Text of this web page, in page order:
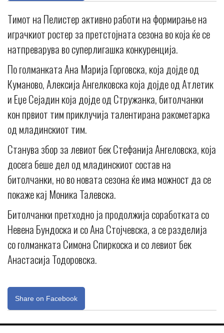
Тимот на Пелистер активно работи на формирање на
играчкиот ростер за претстојната сезона во која ќе се
натпреварува во суперлигашка конкуренција.
По голманката Ана Марија Горговска, која дојде од
Куманово, Алексија Ангелковска која дојде од Атлетик
и Еџе Сејадин која дојде од Стружанка, битолчанки
кон првиот тим приклучија талентирана ракометарка
од младинскиот тим.
Станува збор за левиот бек Стефанија Ангеловска, која
досега беше дел од младинскиот состав на
битолчанки, но во новата сезона ќе има можност да се
покаже кај Моника Талевска.
Битолчанки претходно ја продолжија соработката со
Невена Бундоска и со Ана Стојчевска, а се разделија
со голманката Симона Спиркоска и со левиот бек
Анастасија Тодоровска.
Share on Facebook